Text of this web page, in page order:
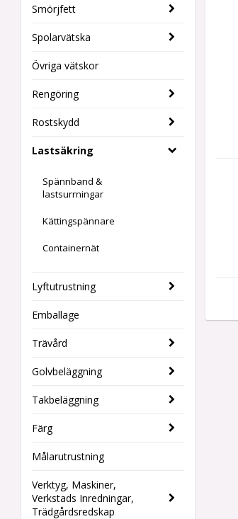
Smörjfett
Spolarvätska
Övriga vätskor
Rengöring
Rostskydd
Lastsäkring
Spännband &
lastsurrningar
Kättingspännare
Containernät
Lyftutrustning
Emballage
Trävård
Golvbeläggning
Takbeläggning
Färg
Målarutrustning
Verktyg, Maskiner,
Verkstads Inredningar,
Trädgårdsredskap